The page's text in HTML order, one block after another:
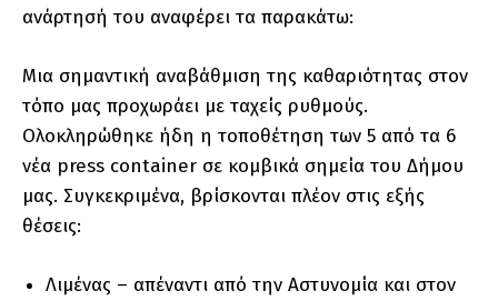
ανάρτησή του αναφέρει τα παρακάτω:
Μια σημαντική αναβάθμιση της καθαριότητας στον
τόπο μας προχωράει με ταχείς ρυθμούς.
Ολοκληρώθηκε ήδη η τοποθέτηση των 5 από τα 6
νέα press container σε κομβικά σημεία του Δήμου
μας. Συγκεκριμένα, βρίσκονται πλέον στις εξής
θέσεις:
Λιμένας – απέναντι από την Αστυνομία και στον